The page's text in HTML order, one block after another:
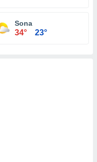
Sona
34° 23°